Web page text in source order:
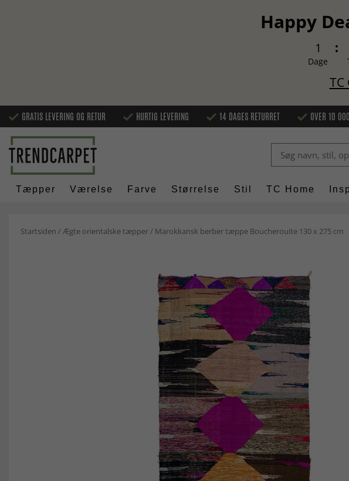
Happy
1
Dage
TC
GRATIS LEVERING OG RETUR HURTIG LEVERING 14 DAGES RETURRET OVER 10
Tæpper Værelse Farve Størrelse Stil TC Home
Startsiden /Ægte orientalske tæpper/ Marokkansk berber tæppe Boucherouite 130 x 275 cm